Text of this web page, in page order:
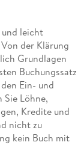
leicht
der Klärung
Grundlagen
Buchungssatz
Ein- und
Sie Löhne,
Kredite und
nicht zu
kein Buch mit